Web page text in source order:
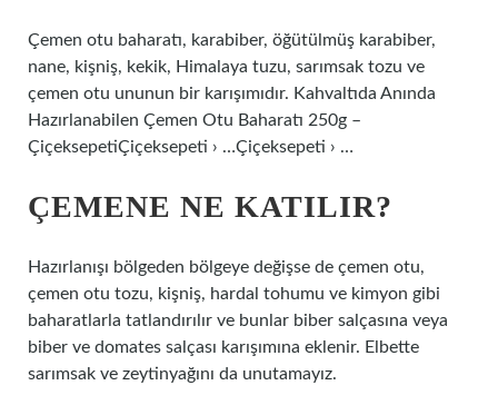
Çemen otu baharatı, karabiber, öğütülmüş karabiber,
nane, kişniş, kekik, Himalaya tuzu, sarımsak tozu ve
çemen otu ununun bir karışımıdır. Kahvaltıda Anında
Hazırlanabilen Çemen Otu Baharatı 250g –
ÇiçeksepetiÇiçeksepeti › …Çiçeksepeti › …
ÇEMENE NE KATILIR?
Hazırlanışı bölgeden bölgeye değişse de çemen otu,
çemen otu tozu, kişniş, hardal tohumu ve kimyon gibi
baharatlarla tatlandırılır ve bunlar biber salçasına veya
biber ve domates salçası karışımına eklenir. Elbette
sarımsak ve zeytinyağını da unutamayız.